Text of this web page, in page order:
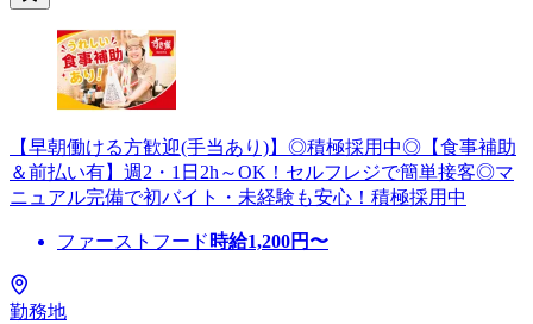
【早朝働ける方歓迎(手当あり)】◎積極採用中◎【食事補助
＆前払い有】週2・1日2h～OK！セルフレジで簡単接客◎マ
ニュアル完備で初バイト・未経験も安心！積極採用中
ファーストフード 時給1,200円〜
勤務地